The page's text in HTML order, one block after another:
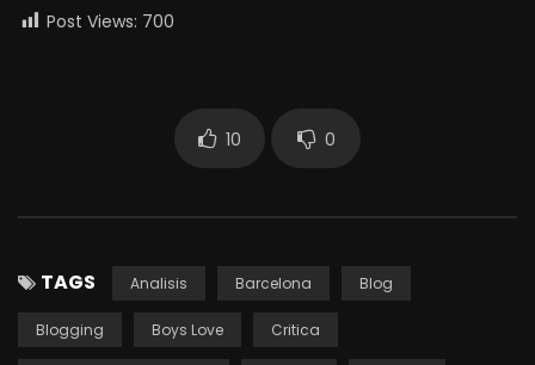
Post Views: 700
10 0
TAGS Analisis Barcelona Blog
Blogging Boys Love Critica